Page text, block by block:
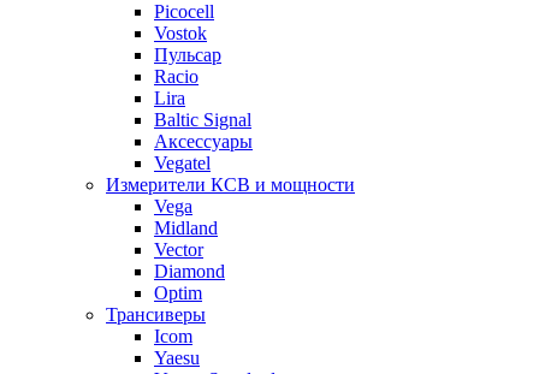
Picocell
Vostok
Пульсар
Racio
Lira
Baltic Signal
Аксессуары
Vegatel
Измерители КСВ и мощности
Vega
Midland
Vector
Diamond
Optim
Трансиверы
Icom
Yaesu